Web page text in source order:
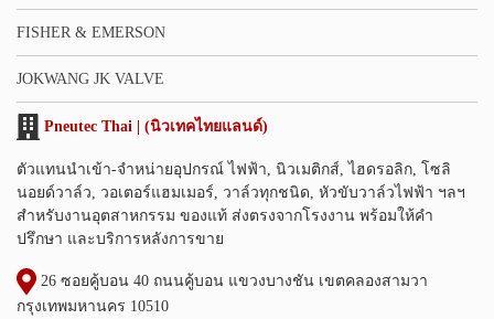
FISHER & EMERSON
JOKWANG JK VALVE
Pneutec Thai | (นิวเทคไทยแลนด์)
ตัวแทนนำเข้า-จำหน่ายอุปกรณ์ ไฟฟ้า, นิวเมติกส์, ไฮดรอลิก, โซลิ
นอยด์วาล์ว, วอเตอร์แฮมเมอร์, วาล์วทุกชนิด, หัวขับวาล์วไฟฟ้า ฯลฯ
สำหรับงานอุตสาหกรรม ของแท้ ส่งตรงจากโรงงาน พร้อมให้คำ
ปรึกษา และบริการหลังการขาย
26 ซอยคู้บอน 40 ถนนคู้บอน แขวงบางชัน เขตคลองสามวา
กรุงเทพมหานคร 10510